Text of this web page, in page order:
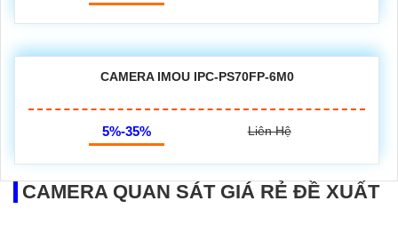
CAMERA IMOU IPC-PS70FP-6M0
5%-35% Liên Hệ
CAMERA QUAN SÁT GIÁ RẺ ĐỀ XUẤT